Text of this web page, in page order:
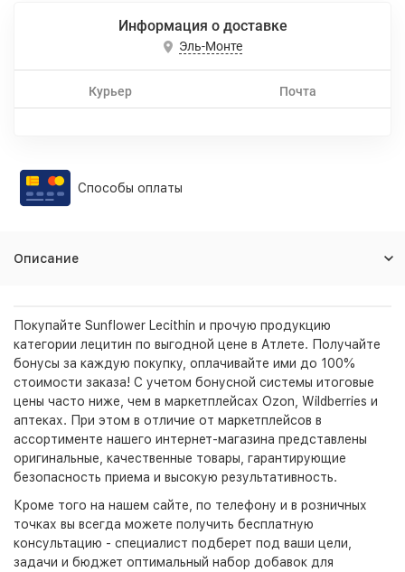
Информация о доставке
Эль-Монте
Курьер Почта
Способы оплаты
Описание
Покупайте Sunflower Lecithin и прочую продукцию
категории лецитин по выгодной цене в Атлете. Получайте
бонусы за каждую покупку, оплачивайте ими до 100%
стоимости заказа! С учетом бонусной системы итоговые
цены часто ниже, чем в маркетплейсах Ozon, Wildberries и
аптеках. При этом в отличие от маркетплейсов в
ассортименте нашего интернет-магазина представлены
оригинальные, качественные товары, гарантирующие
безопасность приема и высокую результативность.
Кроме того на нашем сайте, по телефону и в розничных
точках вы всегда можете получить бесплатную
консультацию - специалист подберет под ваши цели,
задачи и бюджет оптимальный набор добавок для